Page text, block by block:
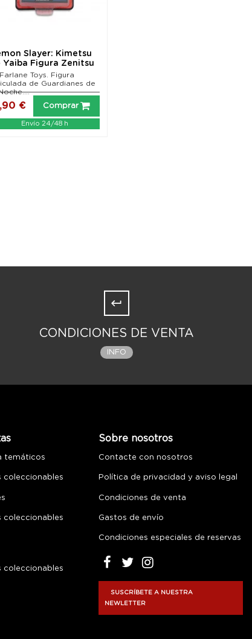
Slayer: Kimetsu
Yaiba Figura Zenitsu
13 cm
Toys. Figura
de Guardianes de
€ Comprar
Envío 24/48 h
CONDICIONES DE VENTA
INFO
temáticos
coleccionables
coleccionables
coleccionables
Sobre nosotros
Contacte con nosotros
Política de privacidad y aviso legal
Condiciones de venta
Gastos de envío
Condiciones especiales de reservas
SUSCRÍBETE A NUESTRA
NEWLETTER